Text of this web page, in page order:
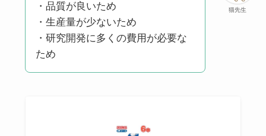
たまごっちみーつは
気？安く買える方法
猫先生
・品質が良いため
・生産量が少ないため
・研究開発に多くの費用が必要な
ため